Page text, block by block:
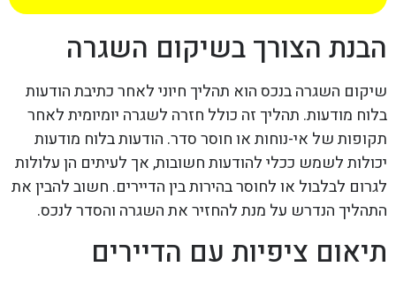
הבנת הצורך בשיקום השגרה
שיקום השגרה בנכס הוא תהליך חיוני לאחר כתיבת הודעות
בלוח מודעות. תהליך זה כולל חזרה לשגרה יומיומית לאחר
תקופות של אי-נוחות או חוסר סדר. הודעות בלוח מודעות
יכולות לשמש ככלי להודעות חשובות, אך לעיתים הן עלולות
לגרום לבלבול או לחוסר בהירות בין הדיירים. חשוב להבין את
התהליך הנדרש על מנת להחזיר את השגרה והסדר לנכס.
תיאום ציפיות עם הדיירים